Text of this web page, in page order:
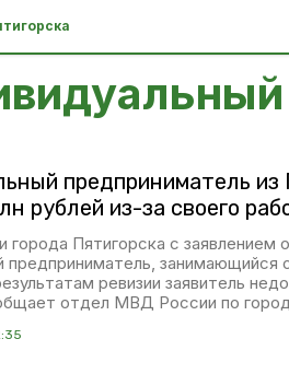
предприниматель из
рублей из-за своего
города Пятигорска с заявлением
предприниматель, занимающийся
ревизии заявитель
отдел МВД России по